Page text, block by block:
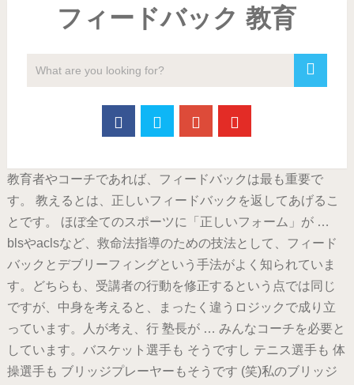
フィードバック 教育
教育者やコーチであれば、フィードバックは最も重要で
す。 教えるとは、正しいフィードバックを返してあげるこ
とです。 ほぼ全てのスポーツに「正しいフォーム」が …
blsやaclsなど、救命法指導のための技法として、フィード
バックとデブリーフィングという手法がよく知られていま
す。どちらも、受講者の行動を修正するという点では同じ
ですが、中身を考えると、まったく違うロジックで成り立
っています。人が考え、行 塾長が … みんなコーチを必要と
しています。バスケット選手も そうですし テニス選手も 体
操選手も ブリッジプレーヤーもそうです (笑)私のブリッジ